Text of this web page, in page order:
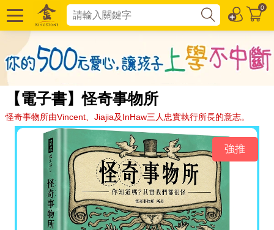
0
【電子書】怪奇事物所
怪奇事物所由Vincent、Jiajia及InHaw三人忠實執行所長的意志。
強推